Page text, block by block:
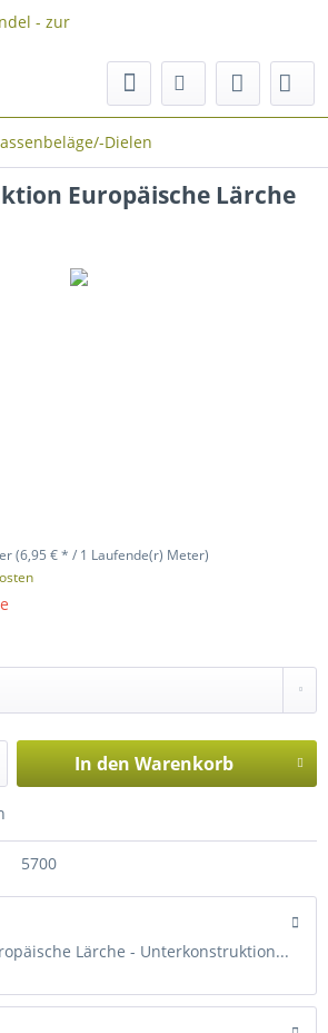
Dielen
Europäische Lärche
(6,95 € * / 1 Laufende(r) Meter)
In den Warenkorb
5700
Lärche - Unterkonstruktion...